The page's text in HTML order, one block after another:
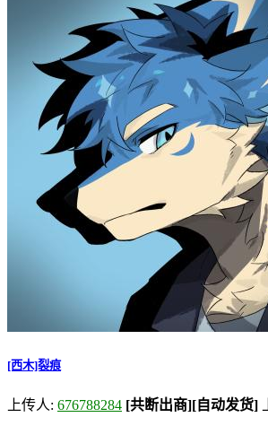
[西木]裂痕
上传人: 676788284 [共断出商][自动发货]